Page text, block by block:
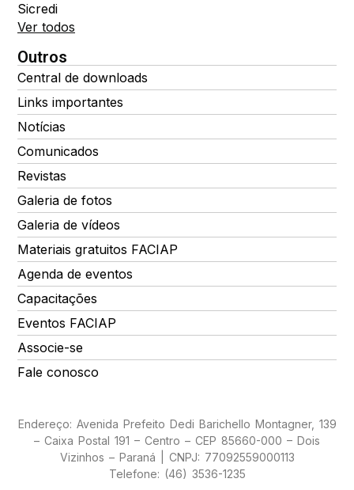
Sicredi
Ver todos
Outros
Central de downloads
Links importantes
Notícias
Comunicados
Revistas
Galeria de fotos
Galeria de vídeos
Materiais gratuitos FACIAP
Agenda de eventos
Capacitações
Eventos FACIAP
Associe-se
Fale conosco
Endereço: Avenida Prefeito Dedi Barichello Montagner, 139
– Caixa Postal 191 – Centro – CEP 85660-000 – Dois
Vizinhos – Paraná | CNPJ: 77092559000113
Telefone: (46) 3536-1235